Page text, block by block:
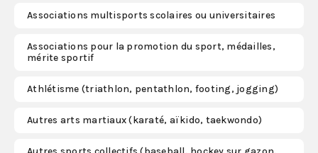
connecter
S'abonner
Associations multisports scolaires ou universitaires
Associations pour la promotion du sport, médailles,
mérite sportif
Athlétisme (triathlon, pentathlon, footing, jogging)
Autres arts martiaux (karaté, aïkido, taekwondo)